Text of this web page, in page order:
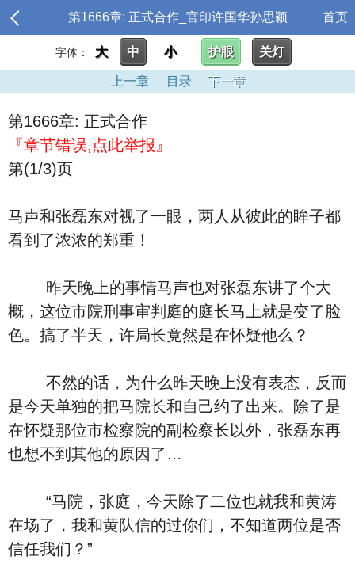
第1666章: 正式合作_官印许国华孙思颖 首页
字体： 大 中 小 护眼 关灯
上一章 目录 下一章
第1666章: 正式合作
『章节错误,点此举报』
第(1/3)页
马声和张磊东对视了一眼，两人从彼此的眸子都
看到了浓浓的郑重！
昨天晚上的事情马声也对张磊东讲了个大
概，这位市院刑事审判庭的庭长马上就是变了脸
色。搞了半天，许局长竟然是在怀疑他么？
不然的话，为什么昨天晚上没有表态，反而
是今天单独的把马院长和自己约了出来。除了是
在怀疑那位市检察院的副检察长以外，张磊东再
也想不到其他的原因了…
“马院，张庭，今天除了二位也就我和黄涛
在场了，我和黄队信的过你们，不知道两位是否
信任我们？”